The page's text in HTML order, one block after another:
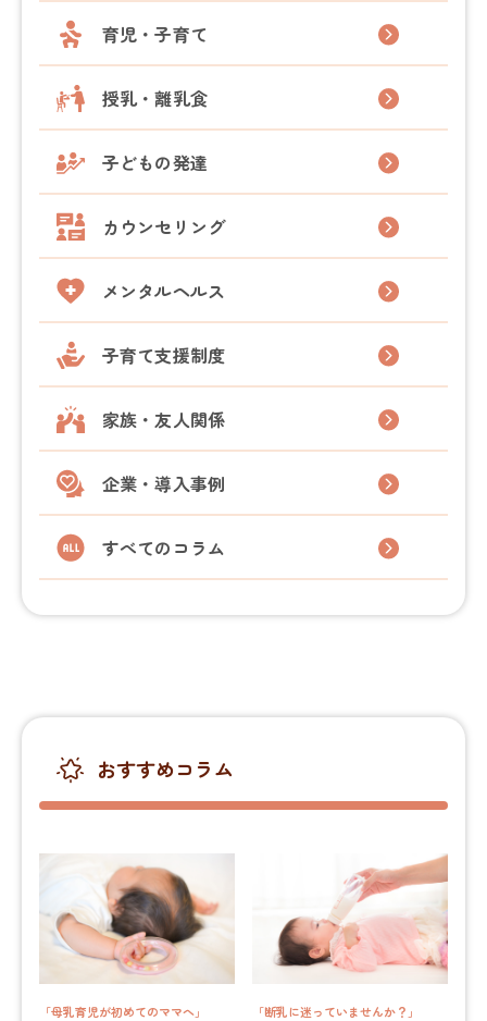
育児・子育て
授乳・離乳食
子どもの発達
カウンセリング
メンタルヘルス
子育て支援制度
家族・友人関係
企業・導入事例
すべてのコラム
おすすめコラム
「母乳育児が初めてのママへ」
「断乳に迷っていませんか？」